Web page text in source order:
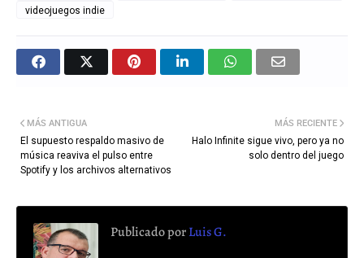
videojuegos indie
MÁS RECIENTE
Halo Infinite sigue vivo, pero ya no
solo dentro del juego
MÁS ANTIGUA
El supuesto respaldo masivo de
música reaviva el pulso entre
Spotify y los archivos alternativos
Publicado porLuis G.